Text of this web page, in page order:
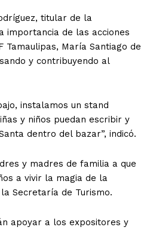
titular de la
importancia de las acciones
Tamaulipas, María Santiago de
y contribuyendo al
instalamos un stand
y niños puedan escribir y
dentro del bazar”, indicó.
y madres de familia a que
a vivir la magia de la
Secretaría de Turismo.
apoyar a los expositores y